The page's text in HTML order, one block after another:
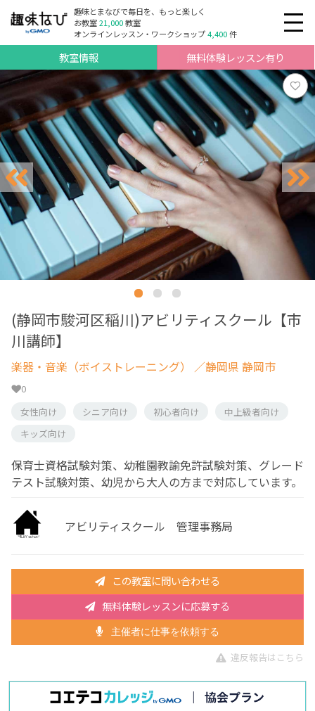
趣味とまなびで毎日を、もっと楽しく
お教室21,000教室
オンラインレッスン・ワークショップ4,400件
教室情報 無料体験レッスン有り
(静岡市駿河区稲川)アビリティスクール【市
川講師】
楽器・音楽（ボイストレーニング） ／静岡県 静岡市
0
女性向け
シニア向け 初心者向け
中上級者向け
キッズ向け
保育士資格試験対策、幼稚園教諭免許試験対策、グレード
テスト試験対策、幼児から大人の方まで対応しています。
アビリティスクール 管理事務局
この教室に問い合わせる
無料体験レッスンに応募する
主催者に仕事を依頼する
違反報告はこちら